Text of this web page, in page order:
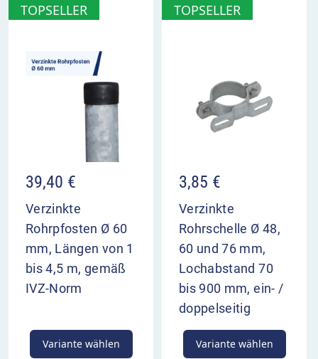
TOPSELLER
39,40 €
Verzinkte
Rohrpfosten Ø 60
mm, Längen von 1
bis 4,5 m, gemäß
IVZ-Norm
Variante wählen
TOPSELLER
3,85 €
Verzinkte
Rohrschelle Ø 48,
60 und 76 mm,
Lochabstand 70
bis 900 mm, ein- /
doppelseitig
Variante wählen